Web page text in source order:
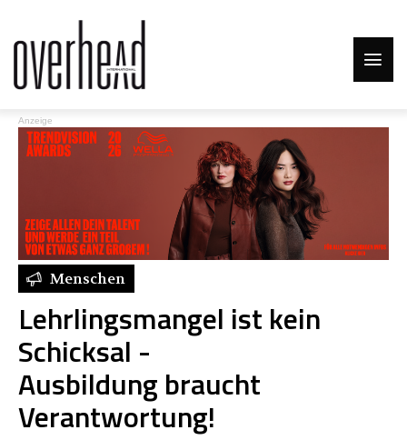
Anzeige
Menschen
Lehrlingsmangel ist kein
Schicksal -
Ausbildung braucht
Verantwortung!